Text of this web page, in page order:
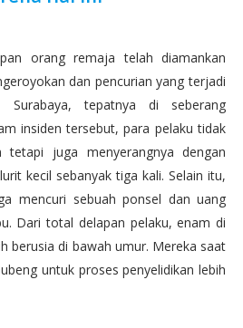
orang remaja telah diamankan
dan pencurian yang terjadi
tepatnya di seberang
insiden tersebut, para pelaku tidak
tetapi juga menyerangnya dengan
kecil sebanyak tiga kali. Selain itu,
mencuri sebuah ponsel dan uang
Dari total delapan pelaku, enam di
berusia di bawah umur. Mereka saat
untuk proses penyelidikan lebih